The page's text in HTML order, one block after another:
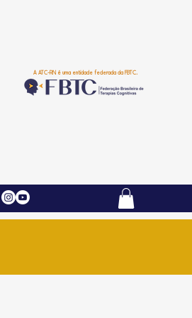
A ATC-RN é uma entidade federada da FBTC.